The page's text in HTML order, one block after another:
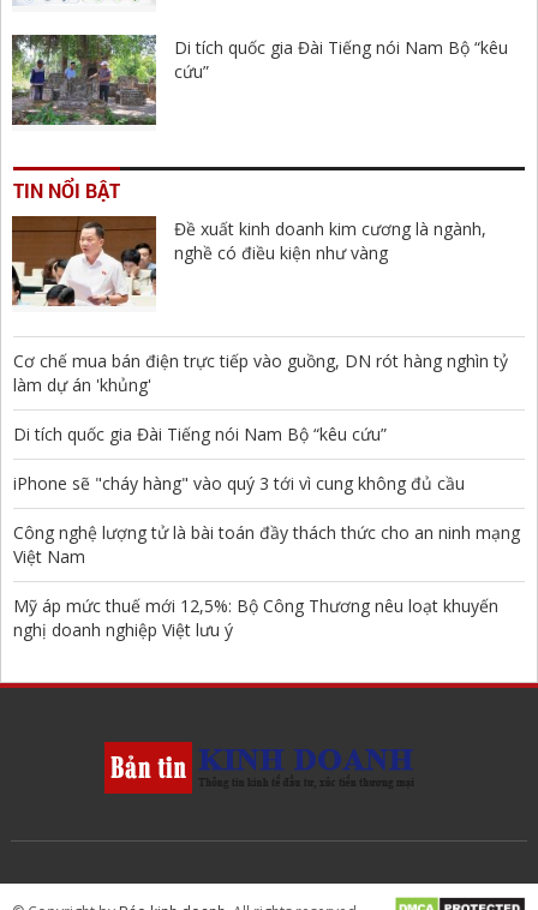
Di tích quốc gia Đài Tiếng nói Nam Bộ “kêu
cứu”
TIN NỔI BẬT
Đề xuất kinh doanh kim cương là ngành,
nghề có điều kiện như vàng
Cơ chế mua bán điện trực tiếp vào guồng, DN rót hàng nghìn tỷ
làm dự án 'khủng'
Di tích quốc gia Đài Tiếng nói Nam Bộ “kêu cứu”
iPhone sẽ "cháy hàng" vào quý 3 tới vì cung không đủ cầu
Công nghệ lượng tử là bài toán đầy thách thức cho an ninh mạng
Việt Nam
Mỹ áp mức thuế mới 12,5%: Bộ Công Thương nêu loạt khuyến
nghị doanh nghiệp Việt lưu ý